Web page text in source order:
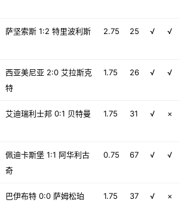
萨坚索斯 1:2 特里波利斯 2.75 25 √ √
西亚美尼亚 2:0 艾拉斯克
特
1.75 26 √ √
艾迪瑞利士邦 0:1 贝特曼 1.75 31 √ ×
佩迪卡斯堡 1:1 阿华利古
奇
0.75 67 √ √
巴伊布特 0:0 萨姆松珀 1.75 37 √ ×